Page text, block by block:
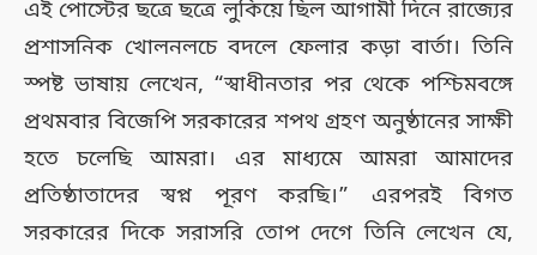
এই পোস্টের ছত্রে ছত্রে লুকিয়ে ছিল আগামী দিনে রাজ্যের
প্রশাসনিক খোলনলচে বদলে ফেলার কড়া বার্তা। তিনি
স্পষ্ট ভাষায় লেখেন, “স্বাধীনতার পর থেকে পশ্চিমবঙ্গে
প্রথমবার বিজেপি সরকারের শপথ গ্রহণ অনুষ্ঠানের সাক্ষী
হতে চলেছি আমরা। এর মাধ্যমে আমরা আমাদের
প্রতিষ্ঠাতাদের স্বপ্ন পূরণ করছি।” এরপরই বিগত
সরকারের দিকে সরাসরি তোপ দেগে তিনি লেখেন যে,